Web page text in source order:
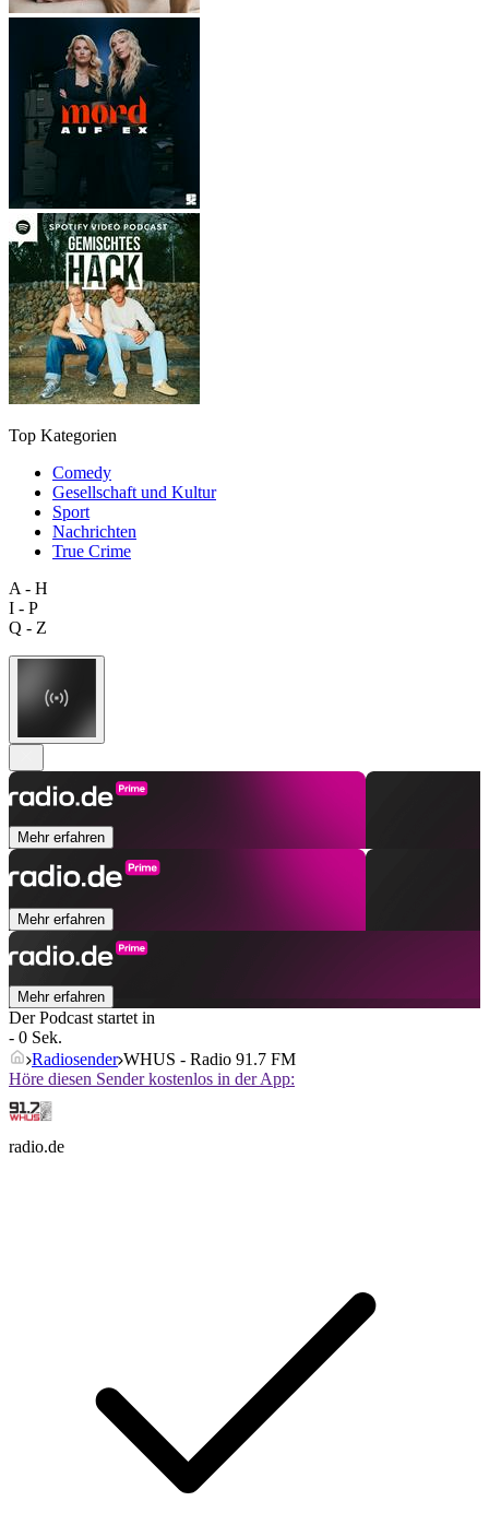
Top Kategorien
Comedy
Gesellschaft und Kultur
Sport
Nachrichten
True Crime
A - H
I - P
Q - Z
Mehr erfahren
Mehr erfahren
Mehr erfahren
Der Podcast startet in
- 0 Sek.
Radiosender WHUS - Radio 91.7 FM
Höre diesen Sender kostenlos in der App:
radio.de